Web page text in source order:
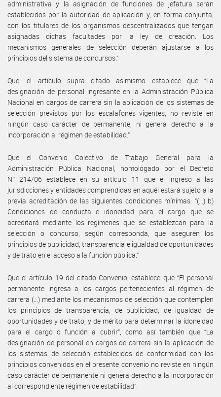
administrativa y la asignación de funciones de jefatura serán
establecidos por la autoridad de aplicación y, en forma conjunta,
con los titulares de los organismos descentralizados que tengan
asignadas dichas facultades por la ley de creación. Los
mecanismos generales de selección deberán ajustarse a los
principios del sistema de concursos.”
Que, el artículo supra citado asimismo establece que “La
designación de personal ingresante en la Administración Pública
Nacional en cargos de carrera sin la aplicación de los sistemas de
selección previstos por los escalafones vigentes, no reviste en
ningún caso carácter de permanente, ni genera derecho a la
incorporación al régimen de estabilidad.”
Que el Convenio Colectivo de Trabajo General para la
Administración Pública Nacional, homologado por el Decreto
N° 214/06 establece en su artículo 11 que el ingreso a las
jurisdicciones y entidades comprendidas en aquél estará sujeto a la
previa acreditación de las siguientes condiciones mínimas: “(…) b)
Condiciones de conducta e idoneidad para el cargo que se
acreditará mediante los regímenes que se establezcan para la
selección o concurso, según corresponda, que aseguren los
principios de publicidad, transparencia e igualdad de oportunidades
y de trato en el acceso a la función pública.”
Que el artículo 19 del citado Convenio, establece que “El personal
permanente ingresa a los cargos pertenecientes al régimen de
carrera (…) mediante los mecanismos de selección que contemplen
los principios de transparencia, de publicidad, de igualdad de
oportunidades y de trato, y de mérito para determinar la idoneidad
para el cargo o función a cubrir”, como así también que “La
designación de personal en cargos de carrera sin la aplicación de
los sistemas de selección establecidos de conformidad con los
principios convenidos en el presente convenio no reviste en ningún
caso carácter de permanente ni genera derecho a la incorporación
al correspondiente régimen de estabilidad”.